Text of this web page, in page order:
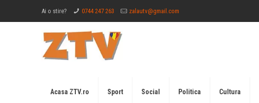
Ai o stire? 0744 247 263 zalautv@gmail.com
Acasa ZTV.ro Sport Social Politica Cultura